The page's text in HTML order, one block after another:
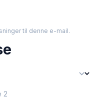
til denne e-mail.
2